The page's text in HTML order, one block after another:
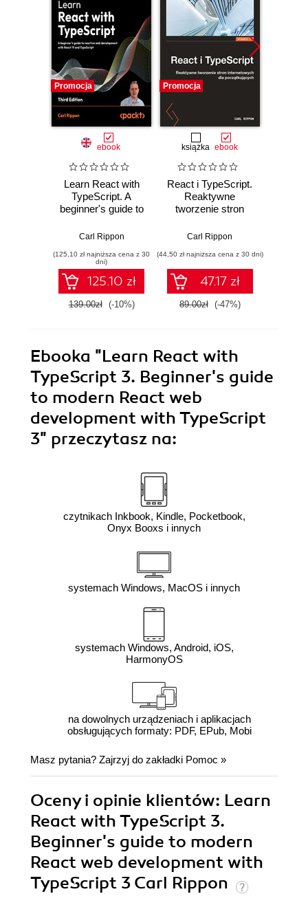
Promocja
ebook
Learn React with
TypeScript. A
beginner's guide to
production-ready
React 19 and
TypeScript - Third
Edition
Carl Rippon
(125,10 zł najniższa cena z 30
dni)
125.10 zł
139.00zł (-10%)
Promocja
książka ebook
React i TypeScript.
Reaktywne
tworzenie stron
początkujących.
Carl Rippon
(44,50 zł najniższa cena z 30 dni)
47.17 zł
89.00zł (-47%)
Ebooka "Learn React with
TypeScript 3. Beginner's guide
to modern React web
development with TypeScript
3" przeczytasz na:
czytnikach Inkbook, Kindle, Pocketbook,
Onyx Booxs i innych
systemach Windows, MacOS i innych
systemach Windows, Android, iOS,
HarmonyOS
na dowolnych urządzeniach i aplikacjach
obsługujących formaty: PDF, EPub, Mobi
Masz pytania? Zajrzyj do zakładki Pomoc »
Oceny i opinie klientów: Learn
React with TypeScript 3.
Beginner's guide to modern
React web development with
TypeScript 3 Carl Rippon